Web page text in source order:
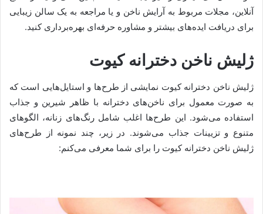
آنلاین، مجلات مربوط به آرایش ناخن و یا مراجعه به یک سالن زیبایی
برای دریافت ایده‌های بیشتر و مشاوره حرفه‌ای بهره‌برداری کنید.
ژلیش ناخن دخترانه کیوت
ژلیش ناخن دخترانه کیوت نمایشی از طرح‌ها و استایل‌هایی است که
به صورت معمول برای ناخن‌های دخترانه با ظاهر شیرین و جذاب
استفاده می‌شود. این طرح‌ها اغلب شامل رنگ‌های زنانه، الگوهای
متنوع و تزیینات جذاب می‌شوند. در زیر، چند نمونه از طرح‌های
ژلیش ناخن دخترانه کیوت را برای شما معرفی می‌کنم: